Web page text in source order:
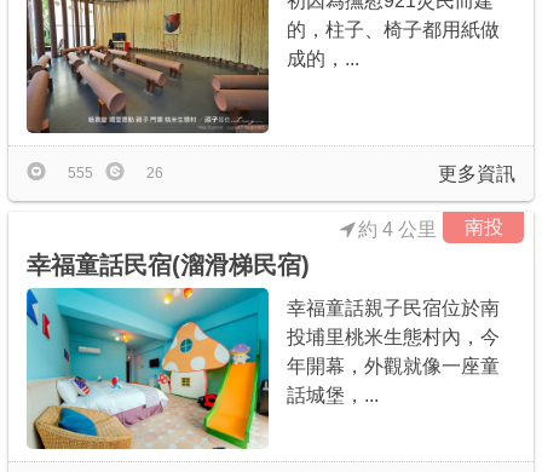
的，柱子、椅子都用紙做
成的，...
更多資訊
555 26
南投
幸福童話民宿(溜滑梯民宿)
約 4 公里
幸福童話親子民宿位於南
投埔里桃米生態村內，今
年開幕，外觀就像一座童
話城堡，...